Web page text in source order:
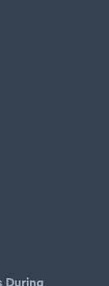
During